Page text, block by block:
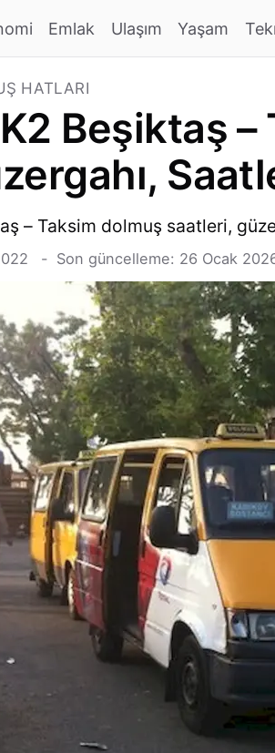
Emlak Ulaşım Yaşam
HATLARI
Beşiktaş
– Taksim dolmuş saatleri,
Son güncelleme: 26 Ocak